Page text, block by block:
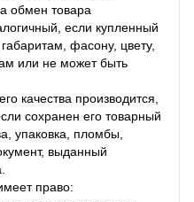
обмен товара
если купленный
фасону, цвету,
или не может быть
качества производится,
сохранен его товарный
упаковка, пломбы,
выданный
право: